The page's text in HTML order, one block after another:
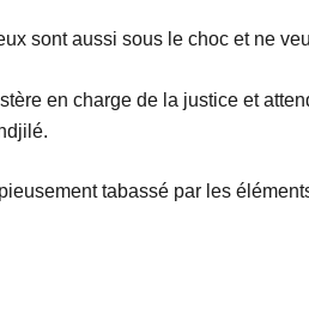
sont aussi sous le choc et ne
en charge de la justice et
tabassé par les